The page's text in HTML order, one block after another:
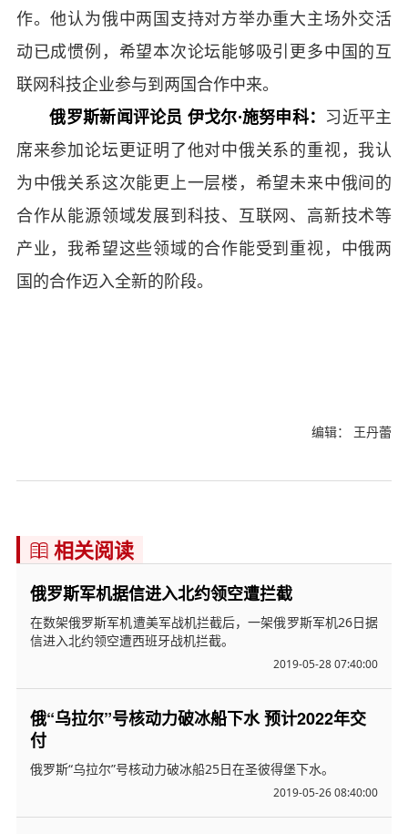
作。他认为俄中两国支持对方举办重大主场外交活
动已成惯例，希望本次论坛能够吸引更多中国的互
联网科技企业参与到两国合作中来。
俄罗斯新闻评论员 伊戈尔·施努申科： 习近平主
席来参加论坛更证明了他对中俄关系的重视，我认
为中俄关系这次能更上一层楼，希望未来中俄间的
合作从能源领域发展到科技、互联网、高新技术等
产业，我希望这些领域的合作能受到重视，中俄两
国的合作迈入全新的阶段。
编辑： 王丹蕾
 相关阅读
俄罗斯军机据信进入北约领空遭拦截
在数架俄罗斯军机遭美军战机拦截后，一架俄罗斯军机26日据
信进入北约领空遭西班牙战机拦截。
2019-05-28 07:40:00
俄“乌拉尔”号核动力破冰船下水 预计2022年交
付
俄罗斯“乌拉尔”号核动力破冰船25日在圣彼得堡下水。
2019-05-26 08:40:00